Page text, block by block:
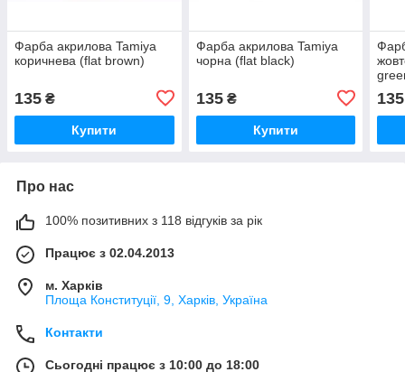
Фарба акрилова Tamiya
коричнева (flat brown)
135 ₴
Купити
Фарба акрилова Tamiya
чорна (flat black)
135₴
Купити
135
Про нас
100% позитивних з 118 відгуків за рік
Працює з 02.04.2013
м. Харків
Площа Конституції, 9, Харків, Україна
Контакти
Сьогодні працює з 10:00 до 18:00